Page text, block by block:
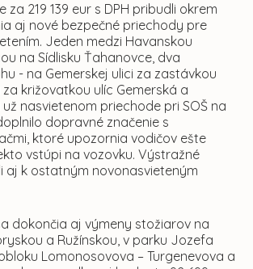
za 219 139 eur s DPH pribudli okrem
aj nové bezpečné priechody pre
Jeden medzi Havanskou
na Sídlisku Ťahanovce, dva
- na Gemerskej ulici za zastávkou
za križovatkou ulíc Gemerská a
nasvietenom priechode pri SOŠ na
dopravné značenie s
ktoré upozornia vodičov ešte
vstúpi na vozovku. Výstražné
aj k ostatným novonasvieteným
dokončia aj výmeny stožiarov na
a Ružínskou, v parku Jozefa
Lomonosovova – Turgenevova a